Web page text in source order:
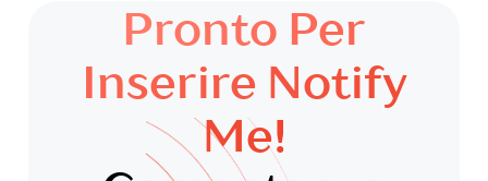
Pronto Per
Inserire Notify
Me!